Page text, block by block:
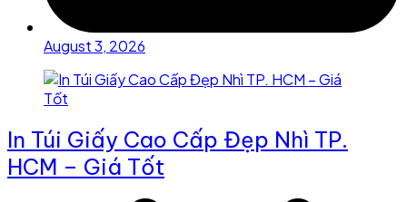
August 3, 2026
In Túi Giấy Cao Cấp Đẹp Nhì TP.
HCM – Giá Tốt